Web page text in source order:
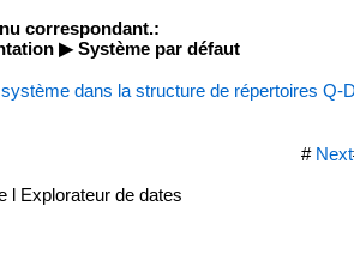
correspondant.:
▶ Système par défaut
dans la structure de répertoires Q-
# Next